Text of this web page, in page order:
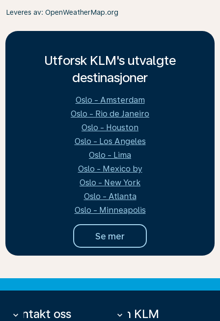
Leveres av: OpenWeatherMap.org
Utforsk KLM's utvalgte
destinasjoner
Oslo - Amsterdam
Oslo - Rio de Janeiro
Oslo - Houston
Oslo - Los Angeles
Oslo - Lima
Oslo - Mexico by
Oslo - New York
Oslo - Atlanta
Oslo - Minneapolis
Se mer
Kontakt oss
keyboard_arrow_down Om KLM
keyboard_arrow_down